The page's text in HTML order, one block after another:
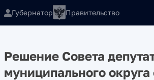
Губернатор Правительство
Решение Совета
муниципального